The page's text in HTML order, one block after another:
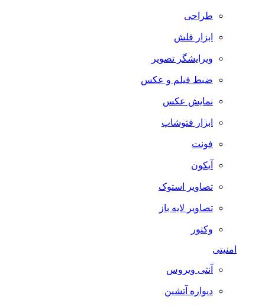
طراحی
ابزار فلش
ویرایشگر تصویر
ضبط فيلم و عكس
نمایش عکس
ابزار فتوشاپ
فونت
آیکون
تصاویر استوک
تصاویر لایه باز
وکتور
امنیتی
آنتی ویروس
دیواره آتشین